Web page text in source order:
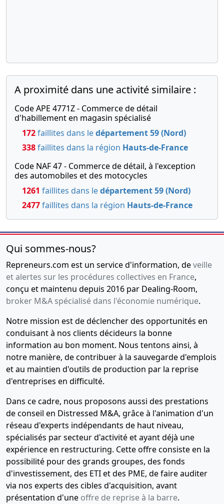
A proximité dans une activité similaire :
Code APE 4771Z - Commerce de détail
d'habillement en magasin spécialisé
172faillites dans ledépartement 59 (Nord)
338faillites dans la région Hauts-de-France
Code NAF 47 - Commerce de détail, à l'exception
des automobiles et des motocycles
1261 faillites dans ledépartement 59 (Nord)
2477faillites dans la région Hauts-de-France
Qui sommes-nous?
Repreneurs.com est un service d'information, deveille
et alertes sur les procédures collectives en France,
conçu et maintenu depuis 2016 par Dealing-Room,
broker M&A spécialisé dans l'économie numérique.
Notre mission est de déclencher des opportunités en
conduisant à nos clients décideurs la bonne
information au bon moment. Nous tentons ainsi, à
notre manière, de contribuer à la sauvegarde d'emplois
et au maintien d'outils de production par la reprise
d'entreprises en difficulté.
Dans ce cadre, nous proposons aussi des prestations
de conseil en Distressed M&A, grâce à l'animation d'un
réseau d'experts indépendants de haut niveau,
spécialisés par secteur d'activité et ayant déjà une
expérience en restructuring. Cette offre consiste en la
possibilité pour des grands groupes, des fonds
d'investissement, des ETI et des PME, de faire auditer
via nos experts des cibles d'acquisition, avant
présentation d'une offre de reprise à la barre.